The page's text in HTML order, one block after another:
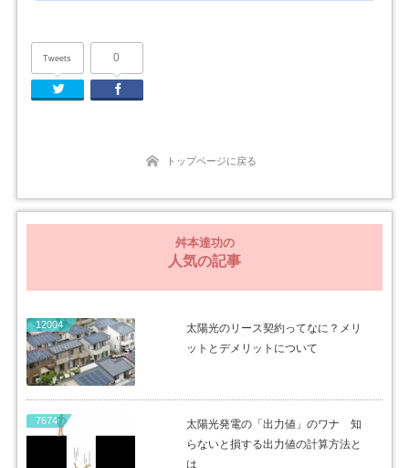
Tweets
Twitter
0
トップページに戻る
舛本達功の
人気の記事
12004
太陽光のリース契約ってなに？メリ
ットとデメリットについて
7674
太陽光発電の「出力値」のワナ 知
らないと損する出力値の計算方法と
は